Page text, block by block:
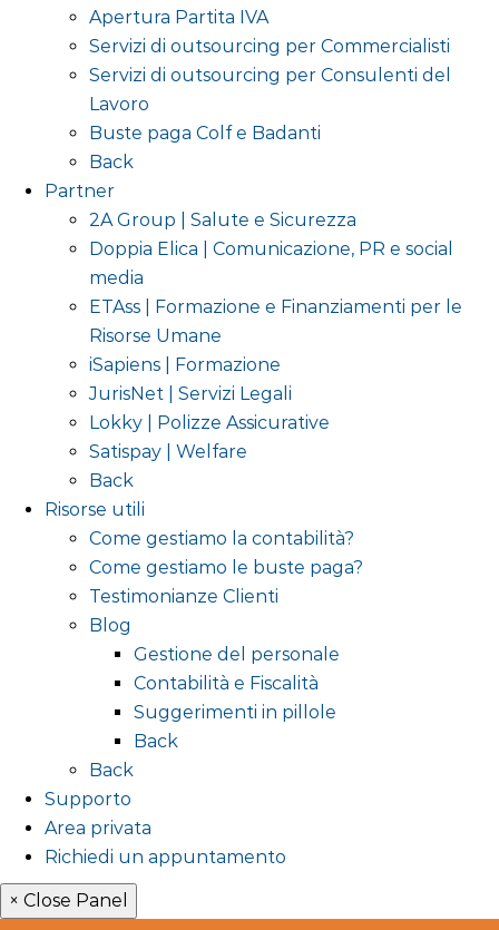
Apertura Partita IVA
Servizi di outsourcing per Commercialisti
Servizi di outsourcing per Consulenti del
Lavoro
Buste paga Colf e Badanti
Back
Partner
2A Group | Salute e Sicurezza
Doppia Elica | Comunicazione, PR e social
media
ETAss | Formazione e Finanziamenti per le
Risorse Umane
iSapiens | Formazione
JurisNet | Servizi Legali
Lokky | Polizze Assicurative
Satispay | Welfare
Back
Risorse utili
Come gestiamo la contabilità?
Come gestiamo le buste paga?
Testimonianze Clienti
Blog
Gestione del personale
Contabilità e Fiscalità
Suggerimenti in pillole
Back
Back
Supporto
Area privata
Richiedi un appuntamento
× Close Panel